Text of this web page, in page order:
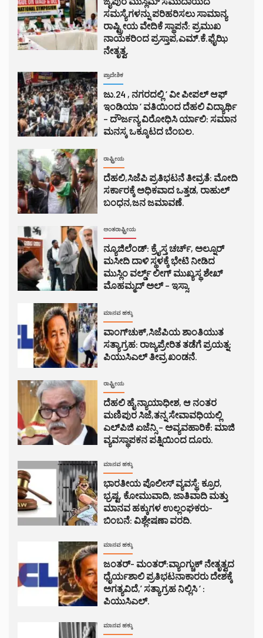
ಸಮಸ್ಯೆಗಳನ್ನು ಪರಿಹರಿಸಲು ಸಾಮಾನ್ಯ
ರಾಷ್ಟ್ರೀಯ ವೇದಿಕೆ ಸ್ಥಾಪನೆ: ಪ್ರಮುಖ
ನಾಯಕರಿಂದ ಪ್ರಸ್ತಾಪ,ಎಮ್.ಕೆ.ಫೈಝಿ
ನೇತೃತ್ವ.
ಪ್ರಾದೇಶಿಕ
ಜು.24 , ನಗರದಲ್ಲಿ ‘ ವೀ ಪೀಪಲ್ ಆಫ್
ಇಂಡಿಯಾ ‘ ವತಿಯಿಂದ ದೆಹಲಿ ವಿದ್ಯಾರ್ಥಿ
– ದೌರ್ಜನ್ಯ ವಿರೋಧಿಸಿ ರ್ಯಾಲಿ: ಸಮಾನ
ಮನಸ್ಕ ಒಕ್ಕೂಟದ ಬೆಂಬಲ.
ರಾಷ್ಟ್ರೀಯ
ದೆಹಲಿ,ಸಿಜೆಪಿ ಪ್ರತಿಭಟನೆ ತೀವ್ರತೆ: ಮೋದಿ
ಸರ್ಕಾರಕ್ಕೆ ಅಧಿಕವಾದ ಒತ್ತಡ, ರಾಹುಲ್
ಬಂಧನ,ಜನ ಜಮಾವಣೆ.
ಅಂತರಾಷ್ಟ್ರೀಯ
ನ್ಯೂಜಿಲೆಂಡ್: ಕ್ರೈಸ್ತ ಚರ್ಚ್, ಅಲ್ನೂರ್
ಮಸೀದಿ ದಾಳಿ ಸ್ಥಳಕ್ಕೆ ಭೇಟಿ ನೀಡಿದ
ಮುಸ್ಲಿಂ ವರ್ಲ್ಡ್ ಲೀಗ್ ಮುಖ್ಯಸ್ಥ ಶೇಖ್
ಮೊಹಮ್ಮದ್ ಅಲ್ – ಇಸ್ಸಾ.
ಮಾನವ ಹಕ್ಕು
ವಾಂಗ್‌ಚುಕ್,ಸಿಜೆಪಿಯ ಶಾಂತಿಯುತ
ಸತ್ಯಾಗ್ರಹ: ರಾಜ್ಯಪ್ರೇರಿತ ತಡೆಗೆ ಪ್ರಯತ್ನ:
ಪಿಯುಸಿಎಲ್ ತೀವ್ರ ಖಂಡನೆ.
ರಾಷ್ಟ್ರೀಯ
ದೆಹಲಿ ಹೈ ನ್ಯಾಯಾಧೀಶ, ಆ ನಂತರ
ಮಣಿಪುರ ಸಿಜೆ,ತನ್ನ ಸೇವಾವಧಿಯಲ್ಲಿ
ಎಲ್‌ಪಿಜಿ ಏಜೆನ್ಸಿ – ಅವ್ಯವಹಾರಿಕೆ: ಮಾಜಿ
ವ್ಯವಸ್ಥಾಪಕನ ಪತ್ನಿಯಿಂದ ದೂರು.
ಮಾನವ ಹಕ್ಕು
ಭಾರತೀಯ ಪೊಲೀಸ್ ವ್ಯವಸ್ಥೆ: ಕ್ರೂರ,
ಭ್ರಷ್ಟ, ಕೋಮುವಾದಿ, ಜಾತಿವಾದಿ ಮತ್ತು
ಮಾನವ ಹಕ್ಕುಗಳ ಉಲ್ಲಂಘಕರು-
ಬಿಂಬನೆ: ವಿಶ್ಲೇಷಣಾ ವರದಿ.
ಮಾನವ ಹಕ್ಕು
ಜಂತರ್- ಮಂತರ್:ವ್ಯಾಂಗ್ಚುಕ್ ನೇತೃತ್ವದ
ಧೈರ್ಯಶಾಲಿ ಪ್ರತಿಭಟನಾಕಾರರು ದೇಶಕ್ಕೆ
ಅಗತ್ಯವಿದೆ,’ ಸತ್ಯಾಗ್ರಹ ನಿಲ್ಲಿಸಿ ‘ :
ಪಿಯುಸಿಎಲ್.
ಮಾನವ ಹಕ್ಕು